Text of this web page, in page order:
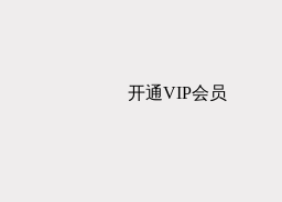
开通VIP会员